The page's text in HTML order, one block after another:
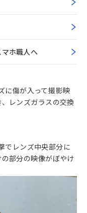
ホ職人へ
に傷が入って撮影映
レンズガラスの交換
でレンズ中央部分に
部分の映像がぼやけ